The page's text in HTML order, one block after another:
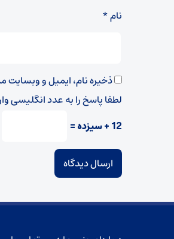
نام*
ذخیره نام، ایمیل و وبسایت
لطفا پاسخ را به عدد انگلیسی
12 + سیزده =